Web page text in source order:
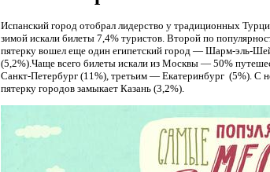
Испанский город отобрал лидерство у традиционных
зимой искали билеты 7,4% туристов. Второй по
пятерку вошел еще один египетский город — Шарм-эль-
(5,2%).Чаще всего билеты искали из Москвы — 50%
Санкт-Петербург (11%), третьим — Екатеринбург (5%). С
пятерку городов замыкает Казань (3,2%).